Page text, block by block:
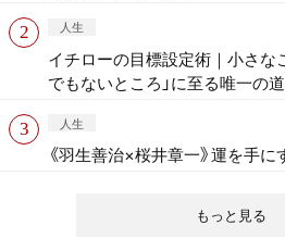
もっと見る
人生
イチローの目標設定術｜小さな
でもないところ」に至る唯一の道
人生
《羽生善治×桜井章一》運を手に